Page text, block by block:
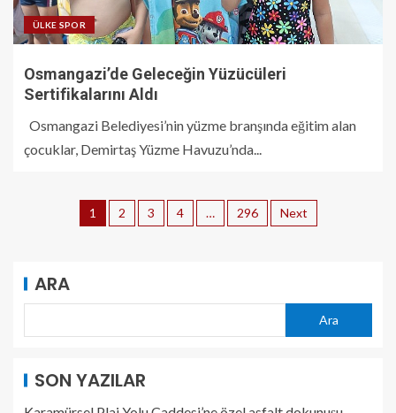
ÜLKE SPOR
Osmangazi’de Geleceğin Yüzücüleri
Sertifikalarını Aldı
Osmangazi Belediyesi’nin yüzme branşında eğitim alan
çocuklar, Demirtaş Yüzme Havuzu’nda...
1 2 3 4 … 296 Next
ARA
Ara
SON YAZILAR